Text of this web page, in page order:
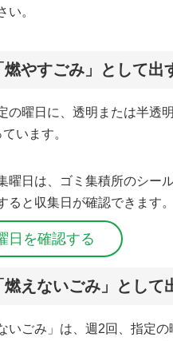
い。
やすごみ」として出
の曜日に、透明または半透
います。
曜日は、ゴミ集積所のシー
ると収集日が確認できます。
日を確認する
えないごみ」として
いごみ」は、週2回、指定